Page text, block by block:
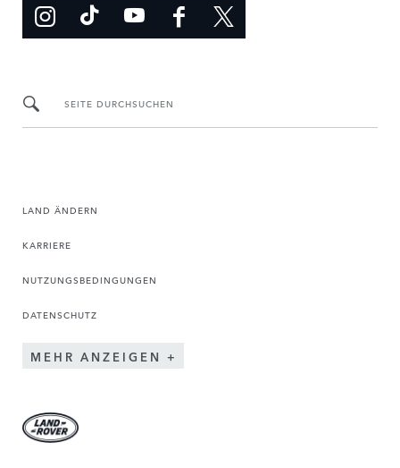
SEITE DURCHSUCHEN
LAND ÄNDERN
KARRIERE
NUTZUNGSBEDINGUNGEN
DATENSCHUTZ
MEHR ANZEIGEN